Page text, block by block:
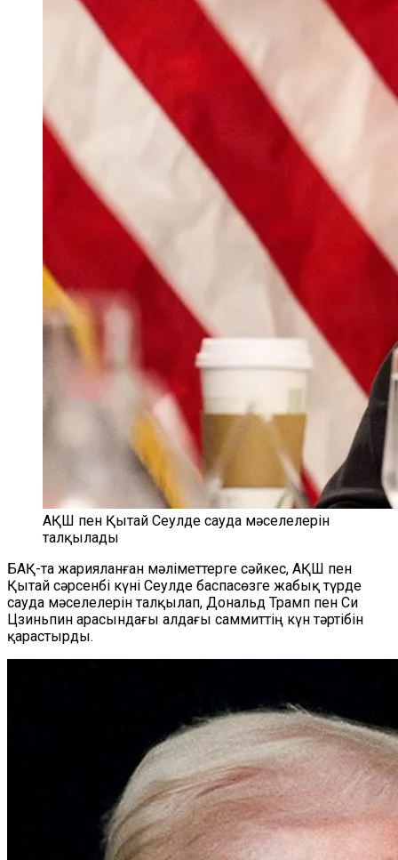
АҚШ пен Қытай Сеулде сауда мәселелерін
талқылады
БАҚ-та жарияланған мәліметтерге сәйкес, АҚШ пен
Қытай сәрсенбі күні Сеулде баспасөзге жабық түрде
сауда мәселелерін талқылап, Дональд Трамп пен Си
Цзиньпин арасындағы алдағы саммиттің күн тәртібін
қарастырды.